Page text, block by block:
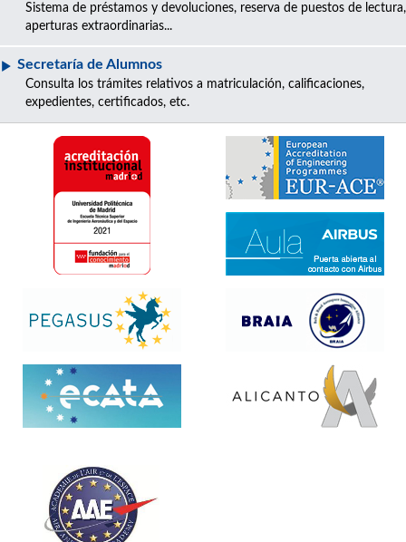
Sistema de préstamos y devoluciones, reserva de puestos de lectura,
aperturas extraordinarias...
Secretaría de Alumnos
Consulta los trámites relativos a matriculación, calificaciones,
expedientes, certificados, etc.